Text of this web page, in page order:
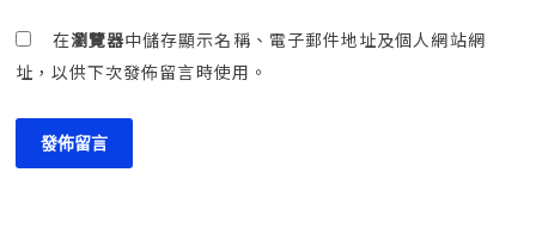
在瀏覽器中儲存顯示名稱、電子郵件地址及個人網站網
址，以供下次發佈留言時使用。